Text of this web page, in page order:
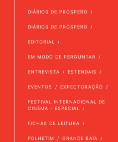
DIÁRIOS DE PRÓSPERO
DIÁRIOS DE PRÓSPERO
EDITORIAL
EM MODO DE PERGUNTAR
ENTREVISTA ESTENDAIS
EVENTOS EXPECTORAÇÃO
FESTIVAL INTERNACIONAL DE
CINEMA - ESPECIAL
FICHAS DE LEITURA
FOLHETIM GRANDE BAÍA